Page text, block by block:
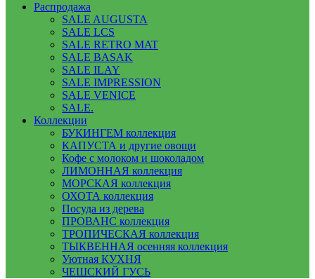
Распродажа
SALE AUGUSTA
SALE LCS
SALE RETRO MAT
SALE BASAK
SALE ILAY
SALE IMPRESSION
SALE VENICE
SALE.
Коллекции
БУКИНГЕМ коллекция
КАПУСТА и другие овощи
Кофе с молоком и шоколадом
ЛИМОННАЯ коллекция
МОРСКАЯ коллекция
ОХОТА коллекция
Посуда из дерева
ПРОВАНС коллекция
ТРОПИЧЕСКАЯ коллекция
ТЫКВЕННАЯ осенняя коллекция
Уютная КУХНЯ
ЧЕШСКИЙ ГУСЬ